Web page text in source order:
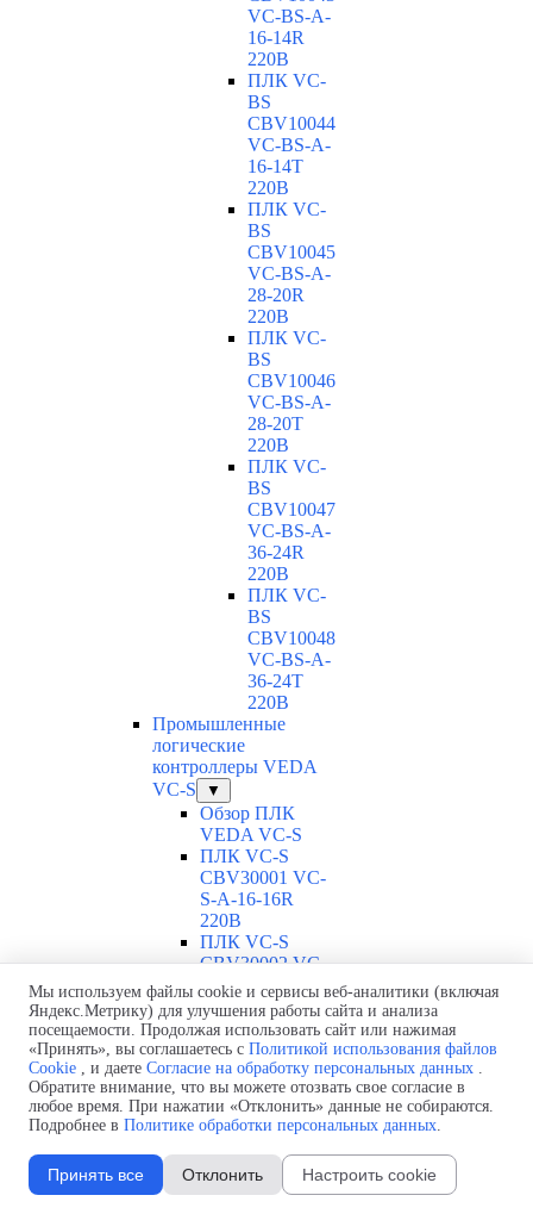
VC-ВS-A-
16-14R
220В
ПЛК VC-
BS
CBV10044
VC-ВS-A-
16-14T
220В
ПЛК VC-
BS
CBV10045
VC-ВS-A-
28-20R
220В
ПЛК VC-
BS
CBV10046
VC-ВS-A-
28-20T
220В
ПЛК VC-
BS
CBV10047
VC-ВS-A-
36-24R
220В
ПЛК VC-
BS
CBV10048
VC-ВS-A-
36-24T
220В
Промышленные
логические
контроллеры VEDA
VC-S
▼
Обзор ПЛК
VEDA VC-S
ПЛК VC-S
CBV30001 VC-
S-A-16-16R
220В
ПЛК VC-S
CBV30002 VC-
S-A-16-16T-4
220В
ПЛК VC-S
CBV30003 VC-
S-A-16-16T-6
220В
ПЛК VC-S
CBV30004 VC-
S-A-16-16T
220В
ПЛК VC-S
Мы используем файлы cookie и сервисы веб-аналитики (включая
Яндекс.Метрику) для улучшения работы сайта и анализа
посещаемости. Продолжая использовать сайт или нажимая
«Принять», вы соглашаетесь с Политикой использования файлов
Cookie , и даете Согласие на обработку персональных данных .
Обратите внимание, что вы можете отозвать свое согласие в
любое время. При нажатии «Отклонить» данные не собираются.
Подробнее в Политике обработки персональных данных.
Принять все Отклонить Настроить cookie